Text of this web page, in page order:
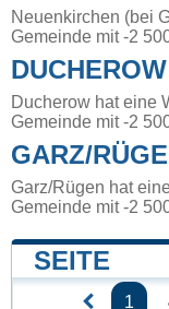
Neuenkirchen (bei
Gemeinde mit -2
DUCHEROW
Ducherow hat eine
Gemeinde mit -2
GARZ/
Garz/Rügen hat
Gemeinde mit -2
SEITE
1